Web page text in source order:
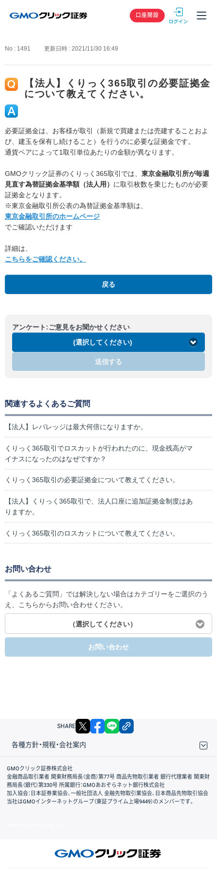
GMOクリック
口座開設
No : 1491 更新日時 : 2021/11/30 16:49
【法人】くりっく365取引の必要証拠金
について教えてください。
必要証拠金は、お客様が取引（新規で買建または売建することおよ
び、建玉を保有し続けること）を行うのに必要な証拠金です。
通貨ペアによって1取引単位あたりの金額が異なります。
GMOクリック証券のくりっく365取引では、 東京金融取引所が毎週
見直す為替証拠金基準額（法人用） に取引枚数を乗じたものが必要
証拠金となります。
※東京金融取引所公表の為替証拠金基準額は、
東京金融取引所のホームページ
でご確認いただけます
詳細は、
こちらをご確認ください。
戻る
アンケート:ご意見をお聞かせください
(選択してください)
送信する
関連するよくあるご質問
【法人】レバレッジは最大何倍になりますか。
くりっく365取引でロスカットが行われたのに、現金残高がマ
イナスになったのはなぜですか？
くりっく365取引の必要証拠金について教えてください。
【法人】くりっく365取引で、法人口座に追加証拠金制度はあ
りますか。
くりっく365取引のロスカットについて教えてください。
お問い合わせ
「よくあるご質問」では解決しない場合はカテゴリーをご選択のう
え、こちらからお問い合わせください。
（選択してください）
お問い合わせ
SHARE X facebook
各種方針・規程・会社案内
取引規程・約款
サイトマップ
その他のご案内
個人情報保護方針
最良執行方針
サイトのご利用について
ディスクレイマー
信託保全
リスク説明
会社案内
GMOクリック証券株式会社
金融商品取引業者 関東財務局長（金商）第77号 商品先物取引業者 銀行代理業者 関東財
務局長（銀代）第330号 所属銀行：GMOあおぞらネット銀行株式会社
加入協会：日本証券業協会、一般社団法人 金融先物取引業協会、日本商品先物取引協会
当社はGMOインターネットグループ（東証プライム上場9449）のメンバーです。